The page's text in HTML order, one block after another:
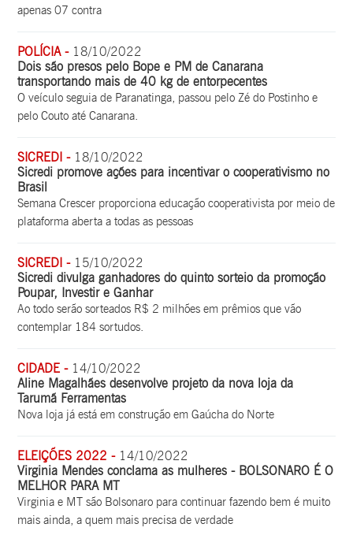
apenas 07 contra
POLÍCIA - 18/10/2022
Dois são presos pelo Bope e PM de Canarana
transportando mais de 40 kg de entorpecentes
O veículo seguia de Paranatinga, passou pelo Zé do Postinho e
pelo Couto até Canarana.
SICREDI - 18/10/2022
Sicredi promove ações para incentivar o cooperativismo no
Brasil
Semana Crescer proporciona educação cooperativista por meio de
plataforma aberta a todas as pessoas
SICREDI - 15/10/2022
Sicredi divulga ganhadores do quinto sorteio da promoção
Poupar, Investir e Ganhar
Ao todo serão sorteados R$ 2 milhões em prêmios que vão
contemplar 184 sortudos.
CIDADE - 14/10/2022
Aline Magalhães desenvolve projeto da nova loja da
Tarumã Ferramentas
Nova loja já está em construção em Gaúcha do Norte
ELEIÇÕES 2022 - 14/10/2022
Virginia Mendes conclama as mulheres - BOLSONARO É O
MELHOR PARA MT
Virginia e MT são Bolsonaro para continuar fazendo bem é muito
mais ainda, a quem mais precisa de verdade